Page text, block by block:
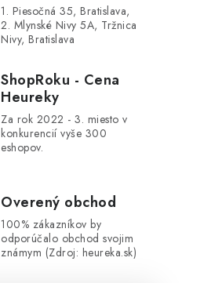
1. Piesočná 35, Bratislava,
2. Mlynské Nivy 5A, Tržnica
Nivy, Bratislava
ShopRoku - Cena
Heureky
Za rok 2022 - 3. miesto v
konkurencií vyše 300
eshopov.
Overený obchod
100% zákazníkov by
odporúčalo obchod svojim
známym (Zdroj: heureka.sk)